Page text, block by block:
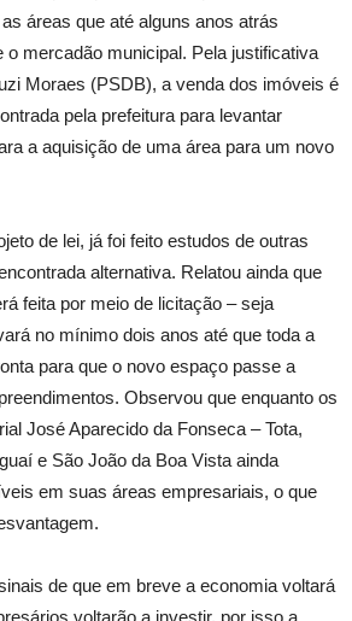
áreas que até alguns anos atrás
o mercadão municipal. Pela justificativa
Moraes (PSDB), a venda dos imóveis é
pela prefeitura para levantar
a aquisição de uma área para um novo
de lei, já foi feito estudos de outras
alternativa. Relatou ainda que
feita por meio de licitação – seja
no mínimo dois anos até que toda a
para que o novo espaço passe a
Observou que enquanto os
José Aparecido da Fonseca – Tota,
e São João da Boa Vista ainda
em suas áreas empresariais, o que
de que em breve a economia voltará